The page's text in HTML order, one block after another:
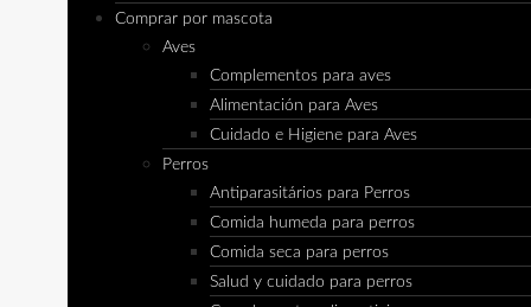
Comprar por mascota
Aves
Complementos para aves
Alimentación para Aves
Cuidado e Higiene para Aves
Perros
Antiparasitários para Perros
Comida humeda para perros
Comida seca para perros
Salud y cuidado para perros